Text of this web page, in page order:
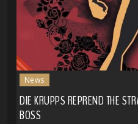
News
DIE KRUPPS REPREND THE
BOSS